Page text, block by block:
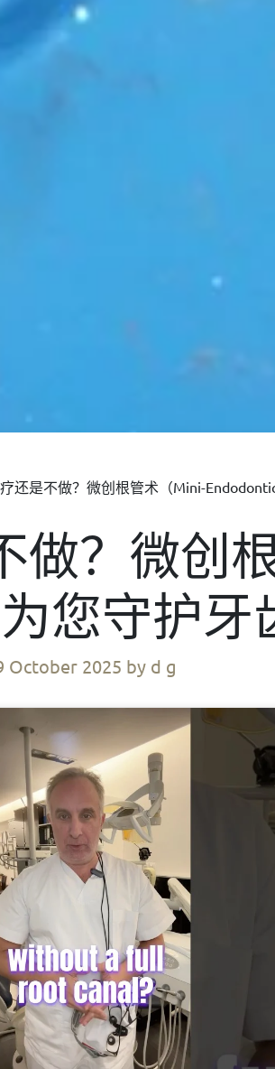
还是不做？微创根管术（Mini-
做？微创
您守护牙
October 2025 by d g